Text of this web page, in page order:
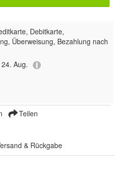
Debitkarte,
Überweisung, Bezahlung nach
Aug.
Teilen
& Rückgabe